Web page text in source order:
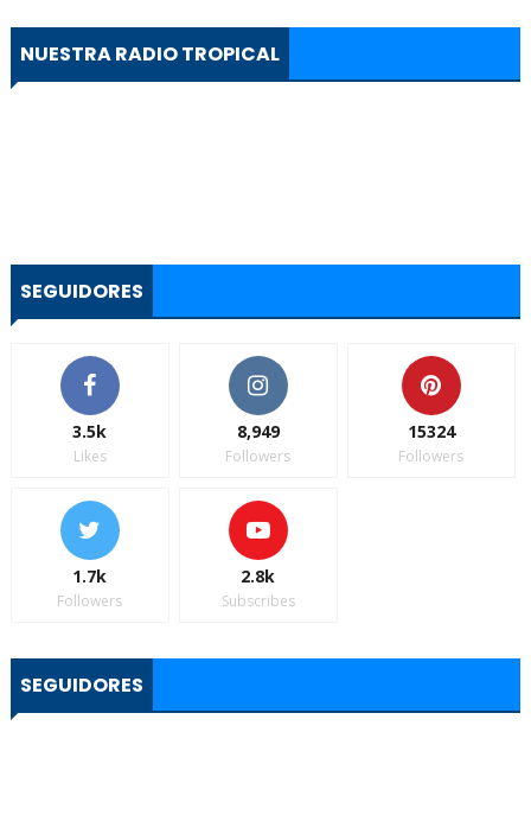
NUESTRA RADIO TROPICAL
SEGUIDORES
3.5k
Likes
8,949
Followers
15324
Followers
1.7k
Followers
2.8k
Subscribes
SEGUIDORES